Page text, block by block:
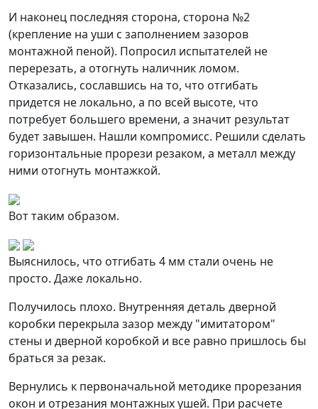
И наконец последняя сторона, сторона №2
(крепление на уши с заполнением зазоров
монтажной пеной). Попросил испытателей не
перерезать, а отогнуть наличник ломом.
Отказались, сославшись на то, что отгибать
придется не локально, а по всей высоте, что
потребует большего времени, а значит результат
будет завышен. Нашли компромисс. Решили сделать
горизонтальные прорези резаком, а металл между
ними отогнуть монтажкой.
Вот таким образом.
Выяснилось, что отгибать 4 мм стали очень не
просто. Даже локально.
Получилось плохо. Внутренняя деталь дверной
коробки перекрыла зазор между "имитатором"
стены и дверной коробкой и все равно пришлось бы
браться за резак.
Вернулись к первоначальной методике прорезания
окон и отрезания монтажных ушей. При расчете